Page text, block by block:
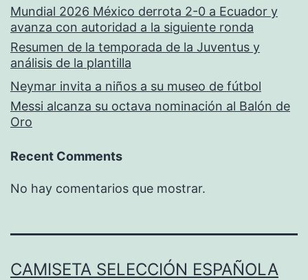
Mundial 2026 México derrota 2-0 a Ecuador y
avanza con autoridad a la siguiente ronda
Resumen de la temporada de la Juventus y
análisis de la plantilla
Neymar invita a niños a su museo de fútbol
Messi alcanza su octava nominación al Balón de
Oro
Recent Comments
No hay comentarios que mostrar.
CAMISETA SELECCIÓN ESPAÑOLA